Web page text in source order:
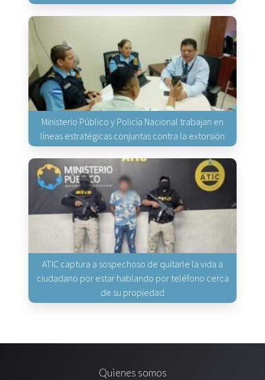
Ministerio Público y Policía Nacional trabajan en
líneas estratégicas conjuntas contra la extorsión
ATIC captura a sospechoso de quitarle la vida a
ciudadano por estar hablando por teléfono cerca
de su propiedad
Quienes somos